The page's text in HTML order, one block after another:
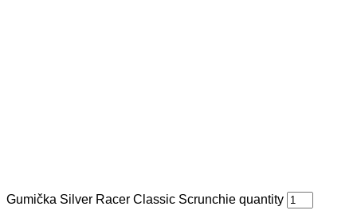
Gumička Silver Racer Classic Scrunchie quantity